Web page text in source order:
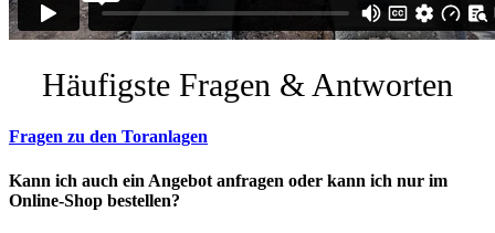
Häufigste Fragen & Antworten
Fragen zu den Toranlagen
Kann ich auch ein Angebot anfragen oder kann ich nur im
Online-Shop bestellen?